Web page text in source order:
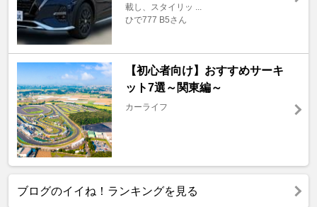
載し、スタイリッ ...
ひで777 B5さん
【初心者向け】おすすめサーキ
ット7選～関東編～
カーライフ
ブログのイイね！ランキングを見る